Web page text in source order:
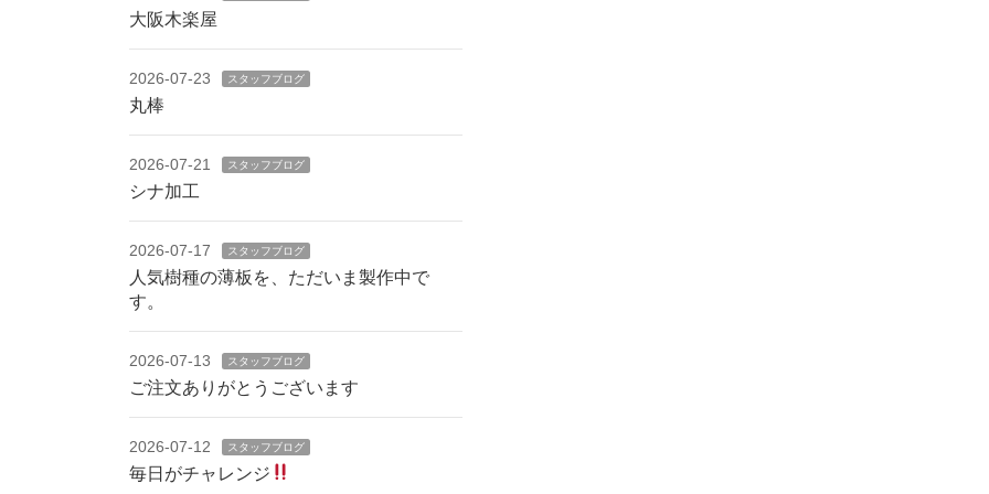
大阪木楽屋
2026-07-23 スタッフブログ
丸棒
2026-07-21 スタッフブログ
シナ加工
2026-07-17 スタッフブログ
人気樹種の薄板を、ただいま製作中で
す。
2026-07-13 スタッフブログ
ご注文ありがとうございます
2026-07-12 スタッフブログ
毎日がチャレンジ